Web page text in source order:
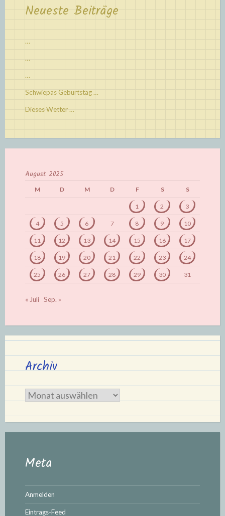
Neueste Beiträge
…
…
…
Schwiepas Geburtstag …
Dieses Wetter …
August 2025
M D M D F S S
1 2 3
4 5 6 7 8 9 10
11 12 13 14 15 16 17
18 19 20 21 22 23 24
25 26 27 28 29 30 31
« Juli Sep. »
Archiv
Archiv
Meta
Anmelden
Eintrags-Feed